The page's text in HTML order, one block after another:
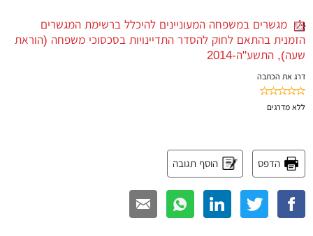
מגשרים במשפחה המעוניינים להיכלל ברשימת המגשרים
הזמנית בהתאם לחוק להסדר התדיינויות בסכסוכי משפחה (הוראת
שעה), התשע"ה-2014
דרג את הכתבה
ללא מדרגים
הדפס הוסף תגובה